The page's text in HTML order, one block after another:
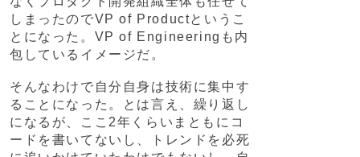
しまったのでVP of Productというこ
とになった。VP of Engineeringも内
包しているイメージだ。
そんなわけで自分自身は技術に集中す
ることになった。とは言え、繰り返し
になるが、ここ2年くらいまともにコ
ードを書いてないし、トレンドを必死